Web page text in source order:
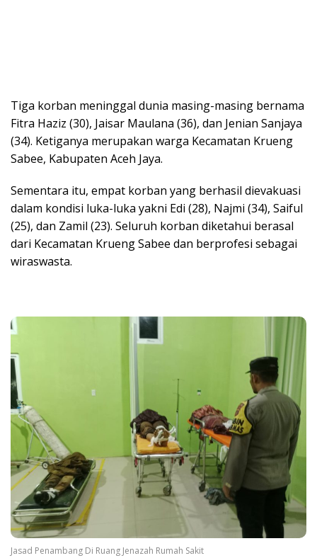
Tiga korban meninggal dunia masing-masing bernama
Fitra Haziz (30), Jaisar Maulana (36), dan Jenian Sanjaya
(34). Ketiganya merupakan warga Kecamatan Krueng
Sabee, Kabupaten Aceh Jaya.
Sementara itu, empat korban yang berhasil dievakuasi
dalam kondisi luka-luka yakni Edi (28), Najmi (34), Saiful
(25), dan Zamil (23). Seluruh korban diketahui berasal
dari Kecamatan Krueng Sabee dan berprofesi sebagai
wiraswasta.
Jasad Penambang Di Ruang Jenazah Rumah Sakit